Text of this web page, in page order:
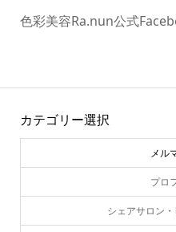
色彩美容Ra.nun公式
カテゴリー選択
メル
プロ
シェアサロン